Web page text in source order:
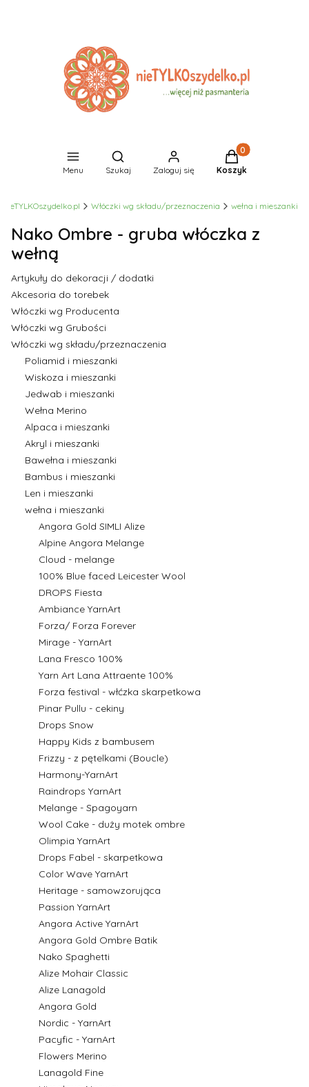
Menu
Otwórz wyszukiwarkę
Szukaj Zaloguj się
Produkty w
Koszyk
nieTYLKOszydelko.pl Włóczki wg składu/przeznaczenia wełna i mieszanki
Nako Ombre - gruba włóczka z
wełną
Artykuły do dekoracji / dodatki
Akcesoria do torebek
Włóczki wg Producenta
Włóczki wg Grubości
Włóczki wg składu/przeznaczenia
Poliamid i mieszanki
Wiskoza i mieszanki
Jedwab i mieszanki
Wełna Merino
Alpaca i mieszanki
Akryl i mieszanki
Bawełna i mieszanki
Bambus i mieszanki
Len i mieszanki
wełna i mieszanki
Angora Gold SIMLI Alize
Alpine Angora Melange
Cloud - melange
100% Blue faced Leicester Wool
DROPS Fiesta
Ambiance YarnArt
Forza/ Forza Forever
Mirage - YarnArt
Lana Fresco 100%
Yarn Art Lana Attraente 100%
Forza festival - włćzka skarpetkowa
Pinar Pullu - cekiny
Drops Snow
Happy Kids z bambusem
Frizzy - z pętelkami (Boucle)
Harmony-YarnArt
Raindrops YarnArt
Melange - Spagoyarn
Wool Cake - duży motek ombre
Olimpia YarnArt
Drops Fabel - skarpetkowa
Color Wave YarnArt
Heritage - samowzorująca
Passion YarnArt
Angora Active YarnArt
Angora Gold Ombre Batik
Nako Spaghetti
Alize Mohair Classic
Alize Lanagold
Angora Gold
Nordic - YarnArt
Pacyfic - YarnArt
Flowers Merino
Lanagold Fine